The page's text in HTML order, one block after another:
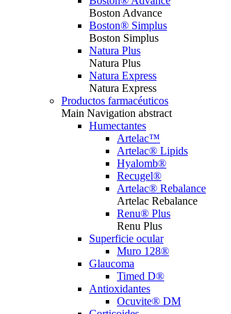
Boston Advance
Boston® Simplus
Boston Simplus
Natura Plus
Natura Plus
Natura Express
Natura Express
Productos farmacéuticos
Main Navigation abstract
Humectantes
Artelac™
Artelac® Lipids
Hyalomb®
Recugel®
Artelac® Rebalance
Artelac Rebalance
Renu® Plus
Renu Plus
Superficie ocular
Muro 128®
Glaucoma
Timed D®
Antioxidantes
Ocuvite® DM